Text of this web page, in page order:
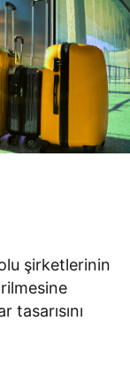
şirketlerinin